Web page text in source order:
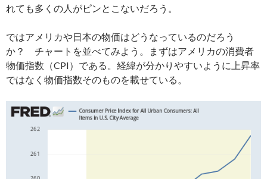
れても多くの人がピンとこないだろう。
ではアメリカや日本の物価はどうなっているのだろう
か？ チャートを並べてみよう。まずはアメリカの消費者
物価指数（CPI）である。経緯が分かりやすいように上昇率
ではなく物価指数そのものを載せている。